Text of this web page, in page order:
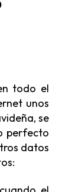
todo el
unos
se
perfecto
datos